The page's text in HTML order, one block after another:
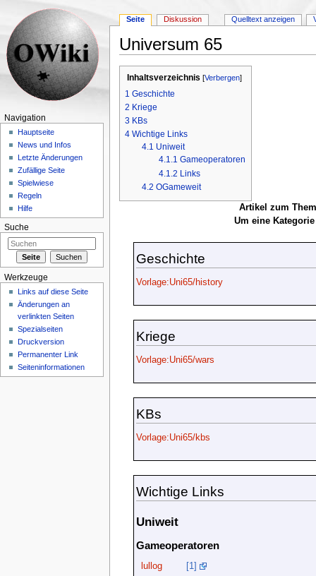
Universum 65
Inhaltsverzeichnis [Verbergen]
1 Geschichte
2 Kriege
3 KBs
4 Wichtige Links
4.1 Uniweit
4.1.1 Gameoperatoren
4.1.2 Links
4.2 OGameweit
Artikel zum
Um eine
Geschichte
Vorlage:Uni65/history
Kriege
Vorlage:Uni65/wars
KBs
Vorlage:Uni65/kbs
Wichtige Links
Uniweit
Gameoperatoren
lullog
[1]
Seite Diskussion Quelltext anzeigen
Navigation
Hauptseite
News und Infos
Letzte Änderungen
Zufällige Seite
Spielwiese
Regeln
Hilfe
Suche
Werkzeuge
Links auf diese Seite
Änderungen an
verlinkten Seiten
Spezialseiten
Druckversion
Permanenter Link
Seiteninformationen